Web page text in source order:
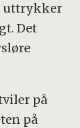
uttrykker
Det
på
på